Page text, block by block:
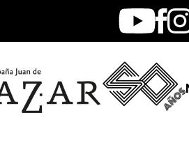
Youtube